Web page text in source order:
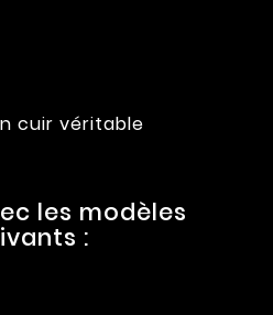
cuir véritable
les modèles
: